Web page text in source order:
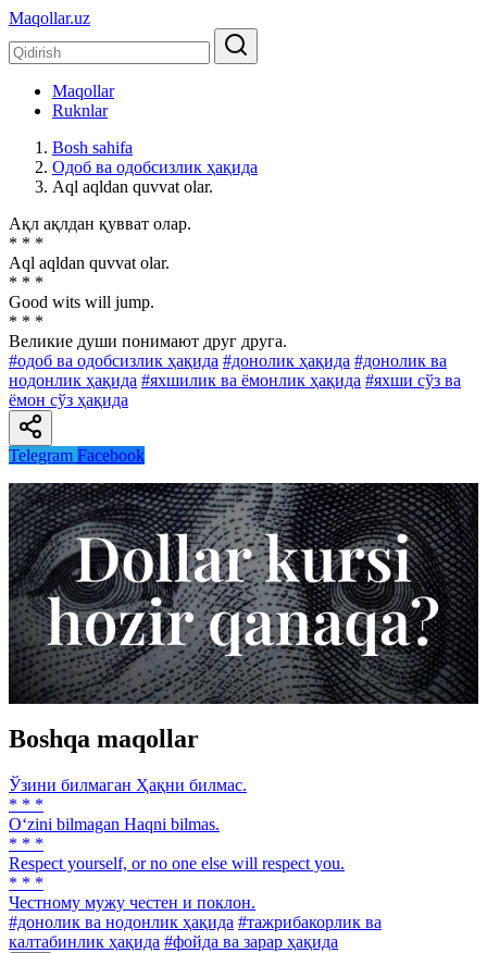
Maqollar.uz
Maqollar
Ruknlar
Bosh sahifa
Одоб ва одобсизлик ҳақида
Aql aqldan quvvat olar.
Ақл ақлдан қувват олар.
* * *
Aql aqldan quvvat olar.
* * *
Good wits will jump.
* * *
Великие души понимают друг друга.
#одоб ва одобсизлик ҳақида #донолик ҳақида #донолик ва
нодонлик ҳақида #яхшилик ва ёмонлик ҳақида #яхши сўз ва
ёмон сўз ҳақида
Telegram Facebook
Boshqa maqollar
Ўзини билмаган Ҳақни билмас.
* * *
O‘zini bilmagan Haqni bilmas.
* * *
Respect yourself, or no one else will respect you.
* * *
Честному мужу честен и поклон.
#донолик ва нодонлик ҳақида #тажрибакорлик ва
калтабинлик ҳақида #фойда ва зарар ҳақида